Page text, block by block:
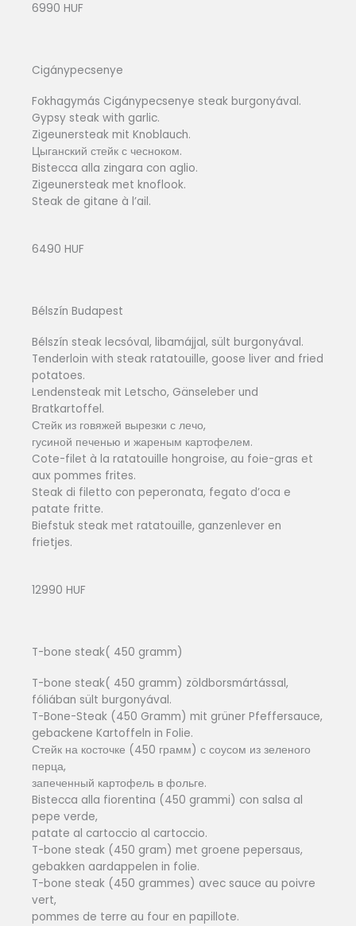
6990 HUF
Cigánypecsenye
Fokhagymás Cigánypecsenye steak burgonyával.
Gypsy steak with garlic.
Zigeunersteak mit Knoblauch.
Цыганский стейк с чесноком.
Bistecca alla zingara con aglio.
Zigeunersteak met knoflook.
Steak de gitane à l’ail.
6490 HUF
Bélszín Budapest
Bélszín steak lecsóval, libamájjal, sült burgonyával.
Tenderloin with steak ratatouille, goose liver and fried
potatoes.
Lendensteak mit Letscho, Gänseleber und
Bratkartoffel.
Стейк из говяжей вырезки с лечо,
гусиной печенью и жареным картофелем.
Cote-filet à la ratatouille hongroise, au foie-gras et
aux pommes frites.
Steak di filetto con peperonata, fegato d’oca e
patate fritte.
Biefstuk steak met ratatouille, ganzenlever en
frietjes.
12990 HUF
T-bone steak( 450 gramm)
T-bone steak( 450 gramm) zöldborsmártással,
fóliában sült burgonyával.
T-Bone-Steak (450 Gramm) mit grüner Pfeffersauce,
gebackene Kartoffeln in Folie.
Стейк на косточке (450 грамм) с соусом из зеленого
перца,
запеченный картофель в фольге.
Bistecca alla fiorentina (450 grammi) con salsa al
pepe verde,
patate al cartoccio al cartoccio.
T-bone steak (450 gram) met groene pepersaus,
gebakken aardappelen in folie.
T-bone steak (450 grammes) avec sauce au poivre
vert,
pommes de terre au four en papillote.